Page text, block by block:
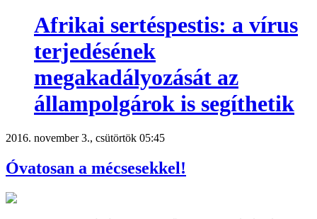
Afrikai sertéspestis: a vírus
terjedésének
megakadályozását az
állampolgárok is segíthetik
2016. november 3., csütörtök 05:45
Óvatosan a mécsesekkel!